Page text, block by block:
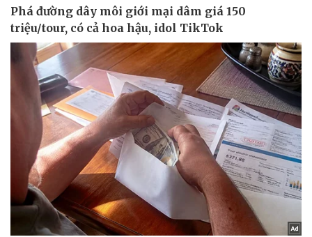
Pháp luật
Vụ án
Tin nóng
Tư vấn luật
Quân sự - Quốc phòng
Vũ khí
Việt Nam
Phân tích